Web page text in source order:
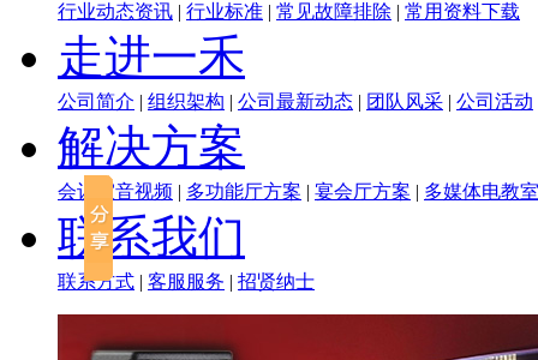
行业动态资讯 | 行业标准 | 常见故障排除 | 常用资料下载
走进一禾
公司简介 | 组织架构 | 公司最新动态 | 团队风采 | 公司活动
解决方案
会议室音视频 | 多功能厅方案 | 宴会厅方案 | 多媒体电教室
联系我们
联系方式 | 客服服务 | 招贤纳士